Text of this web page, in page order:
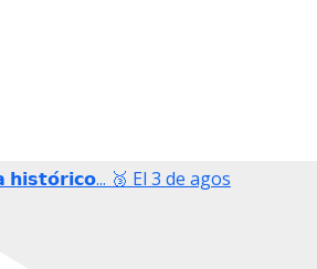
🥉 El 3 de agos